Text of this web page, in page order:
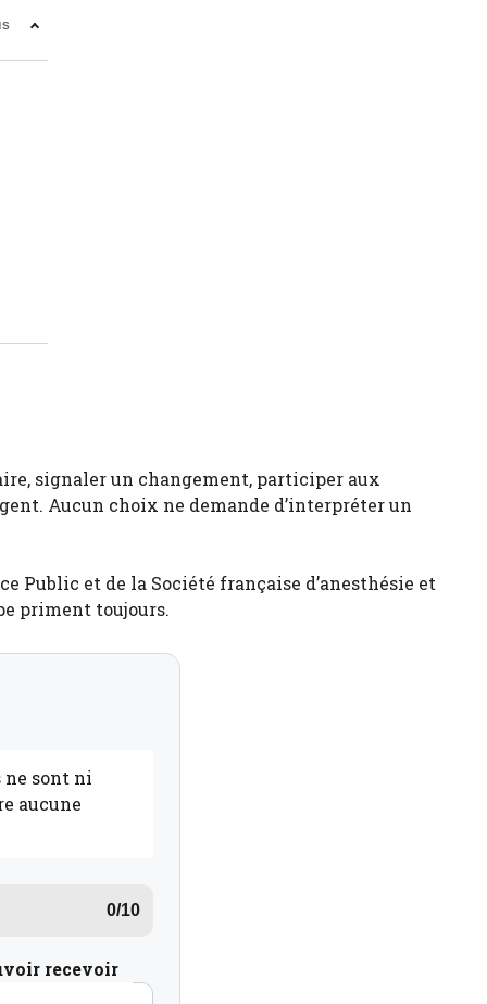
signaler un changement, participer aux
Aucun choix ne demande d’interpréter un
Public et de la Société française d’anesthésie et
priment toujours.
ne sont ni
aucune
0/10
recevoir